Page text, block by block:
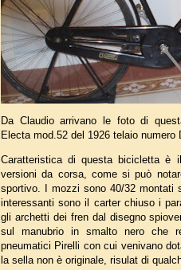
Da Claudio arrivano le foto di
Electa mod.52 del 1926 telaio numero
Caratteristica di questa bicicletta è
versioni da corsa, come si può
sportivo. I mozzi sono 40/32 montati
interessanti sono il carter chiuso i
gli archetti dei fren dal disegno
sul manubrio in smalto nero che
pneumatici Pirelli con cui venivano
la sella non è originale, risulat di